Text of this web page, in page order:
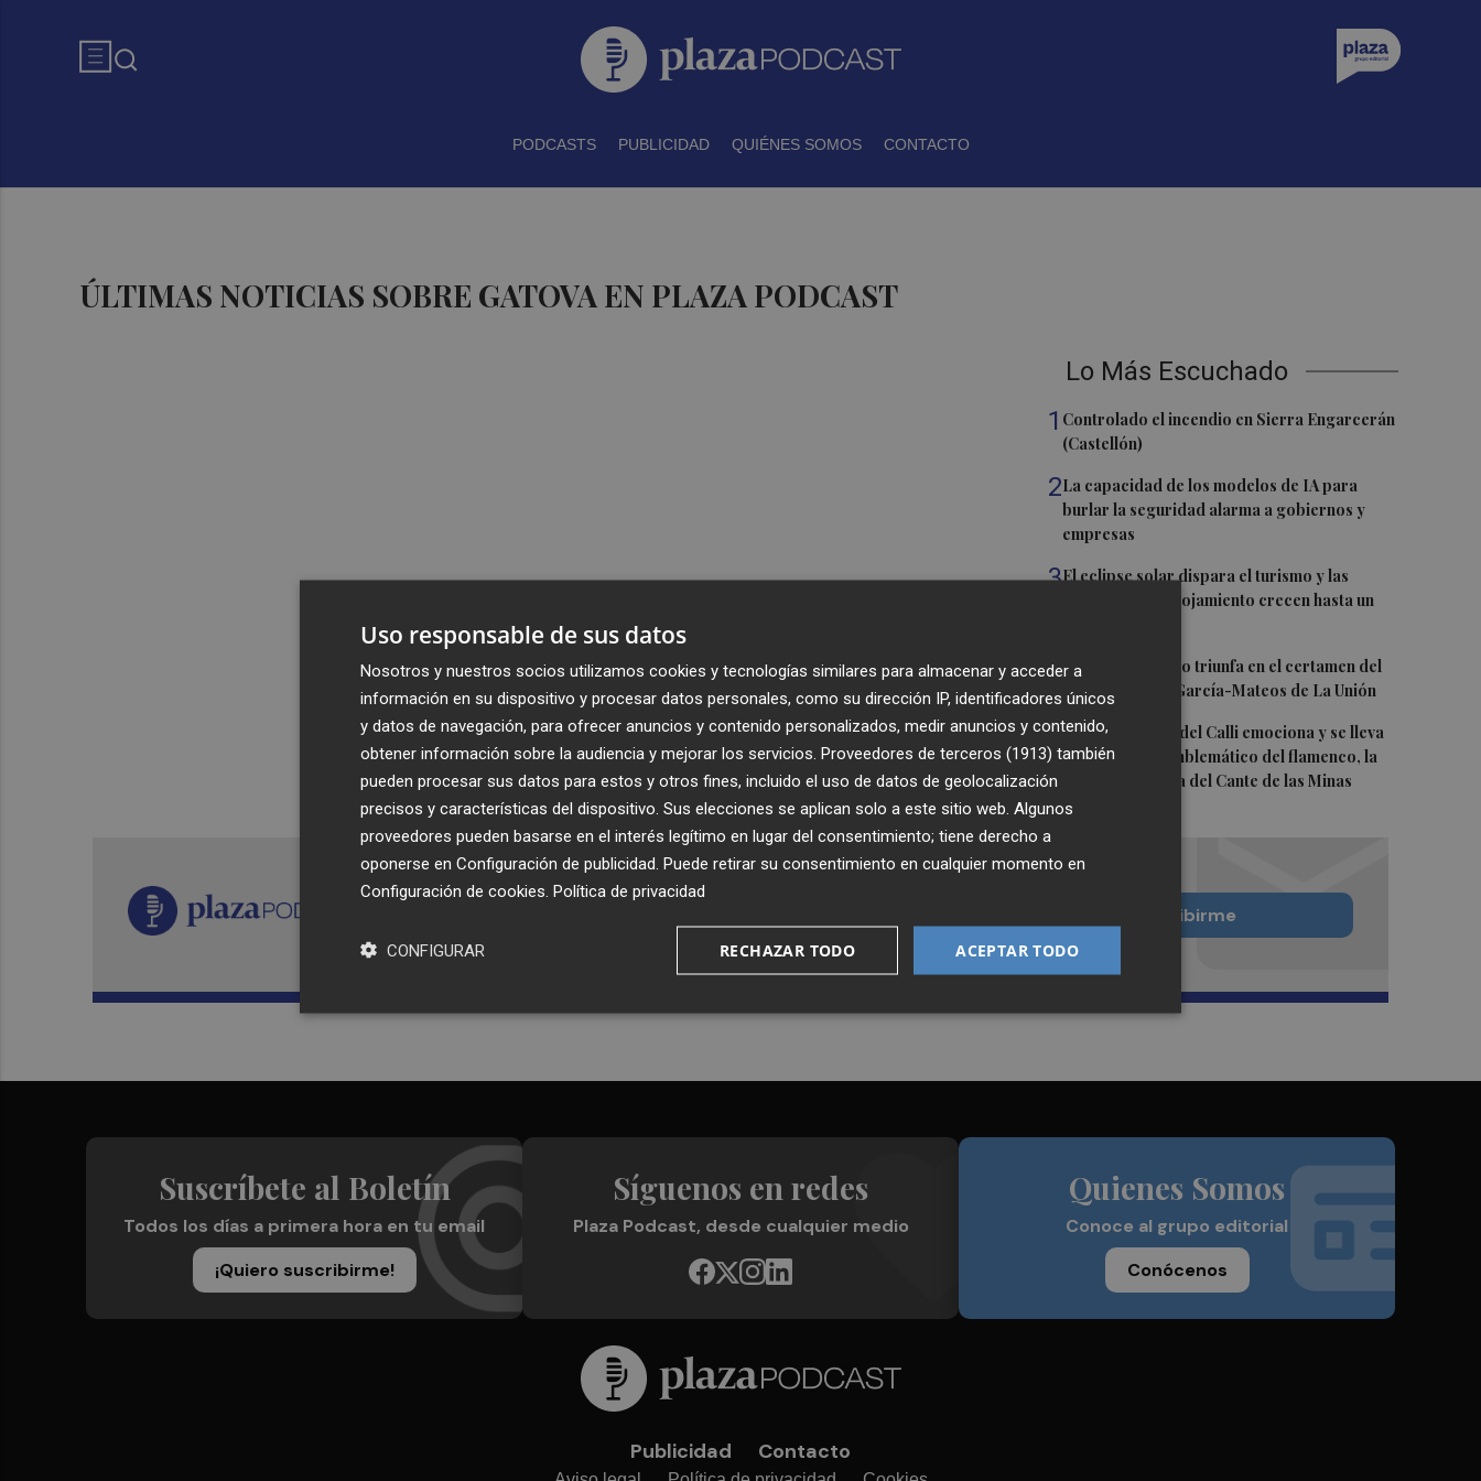
PODCASTS PUBLICIDAD QUIÉNES SOMOS CONTACTO
ÚLTIMAS NOTICIAS SOBRE GATOVA EN PLAZA PODCAST
Lo Más Escuchado
1 Controlado el incendio en Sierra Engarcerán
(Castellón)
2La capacidad de los modelos de IA para
burlar la seguridad alarma a gobiernos y
empresas
3El eclipse solar dispara el turismo y las
búsquedas de alojamiento crecen hasta un
4El cubano Papillo triunfa en el certamen del
Trovo Pascual García-Mateos de La Unión
5El cantaor Rafa del Calli emociona y se lleva
el trofeo más emblemático del flamenco, la
Lámpara Minera del Cante de las Minas
Recibe toda la actualidad de
Plaza Podcast en tu correo
Quiero suscribirme
Suscríbete al Boletín
Todos los días a primera hora en tu email
¡Quiero suscribirme!
Síguenos en redes
Plaza Podcast, desde cualquier medio
Quienes Somos
Conoce al grupo editorial
Conócenos
Publicidad Contacto
Uso responsable de sus datos
Nosotros y nuestros socios utilizamos cookies y tecnologías similares para almacenar y acceder a
información en su dispositivo y procesar datos personales, como su dirección IP, identificadores únicos
y datos de navegación, para ofrecer anuncios y contenido personalizados, medir anuncios y contenido,
obtener información sobre la audiencia y mejorar los servicios. Proveedores de terceros (1913) también
pueden procesar sus datos para estos y otros fines, incluido el uso de datos de geolocalización
precisos y características del dispositivo. Sus elecciones se aplican solo a este sitio web. Algunos
proveedores pueden basarse en el interés legítimo en lugar del consentimiento; tiene derecho a
oponerse en Configuración de publicidad . Puede retirar su consentimiento en cualquier momento en
Configuración de cookies Política de privacidad
ACEPTAR TODO
RECHAZAR TODO
CONFIGURAR